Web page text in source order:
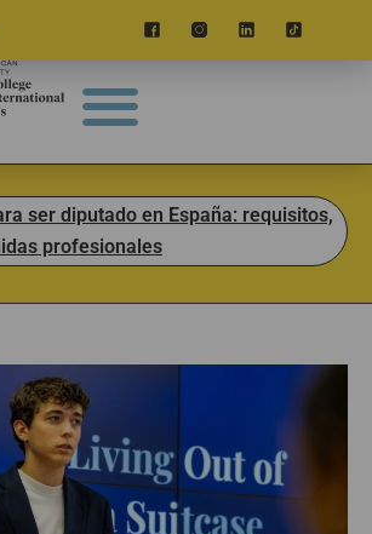
ser diputado en España: requisitos,
profesionales